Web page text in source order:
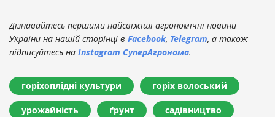
Дізнавайтесь першими найсвіжіші агрономічні новини
України на нашій сторінці в Facebook, Telegram, а також
підписуйтесь на Instagram СуперАгронома.
горіхоплідні культури горіх волоський
урожайність ґрунт садівництво